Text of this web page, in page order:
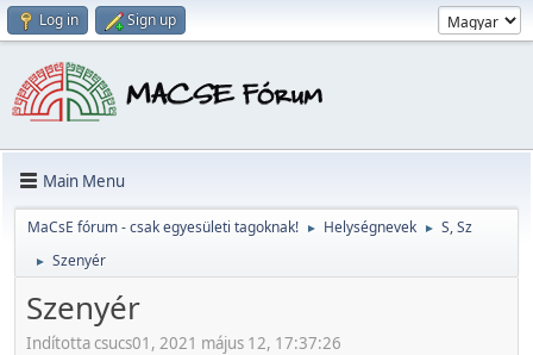
Log in Sign up
Main Menu
MaCsE fórum - csak egyesületi tagoknak! ► Helységnevek ► S, Sz
► Szenyér
Szenyér
Indította csucs01, 2021 május 12, 17:37:26